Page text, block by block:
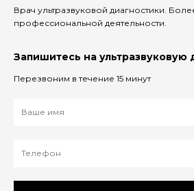
Врач ультразвуковой диагностики.
профессиональной деятельности.
Запишитесь на ультразвуковую
Перезвоним в течение 15 минут